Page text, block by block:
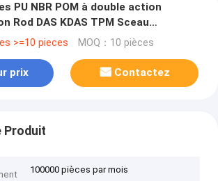
PU NBR POM à double action
Rod DAS KDAS TPM Sceau
>=10 pieces MOQ：10 pièces
prix Contactez
Produit
100000 pièces par mois